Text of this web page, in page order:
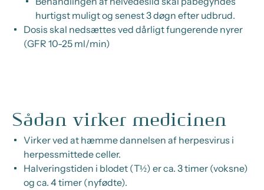
hurtigst muligt og senest 3 døgn efter udbrud.
Dosis skal nedsættes ved dårligt fungerende nyrer
(GFR 10-25 ml/min)
Sådan virker medicinen
Virker ved at hæmme dannelsen af herpesvirus i
herpessmittede celler.
Halveringstiden i blodet (T½) er ca. 3 timer (voksne)
og ca. 4 timer (nyfødte).